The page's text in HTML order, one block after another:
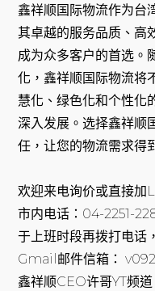
鑫祥顺国际物流作为台
其卓越的服务品质、高
成为众多客户的首选。
化，鑫祥顺国际物流将
慧化、绿色化和个性化
深入发展。选择鑫祥顺
任，让您的物流需求得
欢迎来电询价或直接
市内电话：04-2251-
于上班时段再拨打电话
Gmail邮件信箱：
鑫祥顺CEO许哥YT频